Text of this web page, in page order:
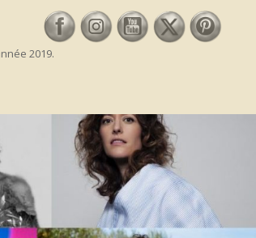
2019.